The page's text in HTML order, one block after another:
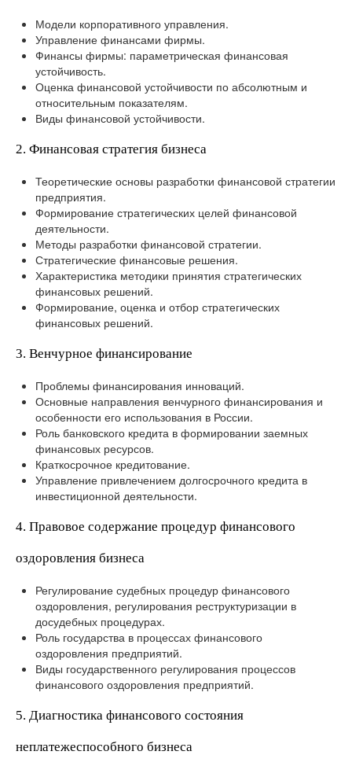
Модели корпоративного управления.
Управление финансами фирмы.
Финансы фирмы: параметрическая финансовая
устойчивость.
Оценка финансовой устойчивости по абсолютным и
относительным показателям.
Виды финансовой устойчивости.
2. Финансовая стратегия бизнеса
Теоретические основы разработки финансовой стратегии
предприятия.
Формирование стратегических целей финансовой
деятельности.
Методы разработки финансовой стратегии.
Стратегические финансовые решения.
Характеристика методики принятия стратегических
финансовых решений.
Формирование, оценка и отбор стратегических
финансовых решений.
3. Венчурное финансирование
Проблемы финансирования инноваций.
Основные направления венчурного финансирования и
особенности его использования в России.
Роль банковского кредита в формировании заемных
финансовых ресурсов.
Краткосрочное кредитование.
Управление привлечением долгосрочного кредита в
инвестиционной деятельности.
4. Правовое содержание процедур финансового
оздоровления бизнеса
Регулирование судебных процедур финансового
оздоровления, регулирования реструктуризации в
досудебных процедурах.
Роль государства в процессах финансового
оздоровления предприятий.
Виды государственного регулирования процессов
финансового оздоровления предприятий.
5. Диагностика финансового состояния
неплатежеспособного бизнеса